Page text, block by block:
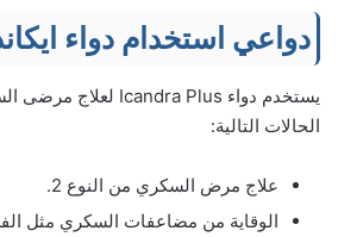
دواعي استخدام دواء
الحالات التالية:
علاج مرض السكري من النوع 2.
الوقاية من مضاعفات السكري مثل